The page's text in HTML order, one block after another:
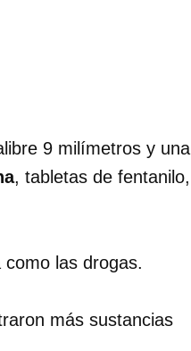
9 milímetros y una
, tabletas de fentanilo,
las drogas.
más sustancias